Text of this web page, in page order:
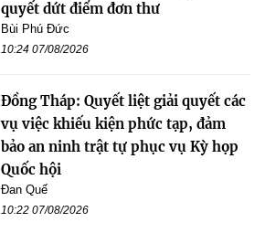
quyết dứt điểm đơn thư
Bùi Phú Đức
10:24 07/08/2026
Đồng Tháp: Quyết liệt giải quyết các
vụ việc khiếu kiện phức tạp, đảm
bảo an ninh trật tự phục vụ Kỳ họp
Quốc hội
Đan Quế
10:22 07/08/2026